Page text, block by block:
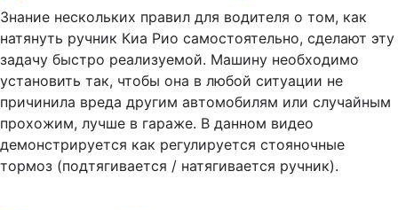
Знание нескольких правил для водителя о том, как
натянуть ручник Киа Рио самостоятельно, сделают эту
задачу быстро реализуемой. Машину необходимо
установить так, чтобы она в любой ситуации не
причинила вреда другим автомобилям или случайным
прохожим, лучше в гараже. В данном видео
демонстрируется как регулируется стояночные
тормоз (подтягивается / натягивается ручник).